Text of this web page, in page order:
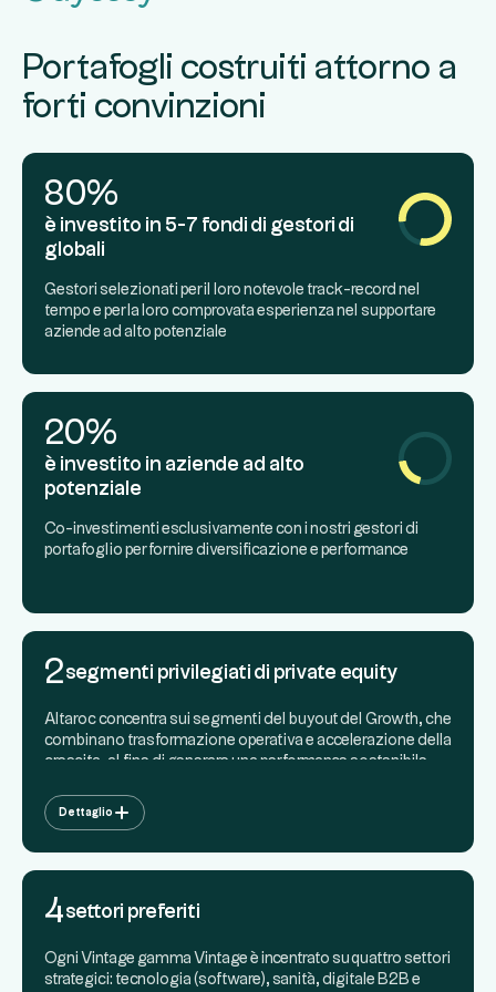
Portafogli costruiti attorno a
forti convinzioni
80%
è investito in 5-7 fondi di gestori di
globali
Gestori selezionati per il loro notevole track-record nel
tempo e per la loro comprovata esperienza nel supportare
aziende ad alto potenziale
20%
è investito in aziende ad alto
potenziale
Co-investimenti esclusivamente con i nostri gestori di
portafoglio per fornire diversificazione e performance
2segmenti privilegiati di private equity
Altaroc concentra sui segmenti del buyout del Growth, che
combinano trasformazione operativa e accelerazione della
crescita, al fine di generare una performance sostenibile
Dettaglio
4settori preferiti
Ogni Vintage gamma Vintage è incentrato su quattro settori
strategici: tecnologia (software), sanità, digitale B2B e